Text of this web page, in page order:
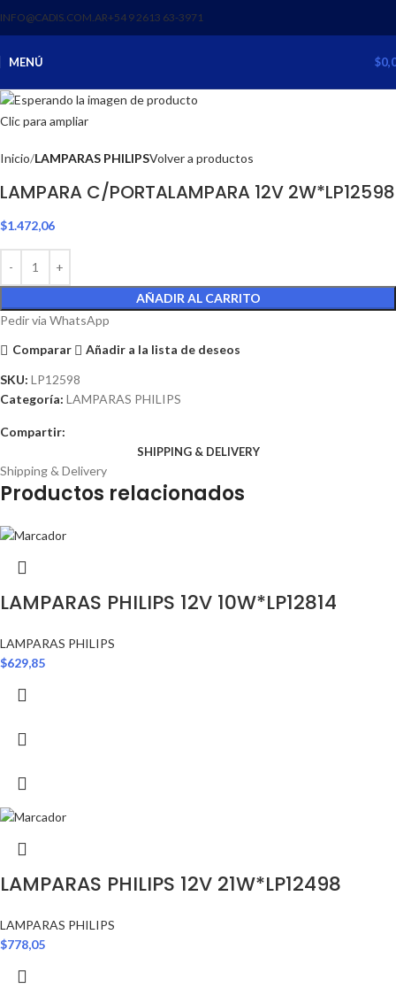
INFO@CADIS.COM.AR‪+54 9 2613 63‑3971‬
MENÚ $
Clic para ampliar
Inicio LAMPARAS PHILIPSVolver a productos
LAMPARA C/PORTALAMPARA 12V 2W*LP12598
$1.472,06
AÑADIR AL CARRITO
Pedir via WhatsApp
Comparar
Añadir a la lista de deseos
SKU: LP12598
Categoría: LAMPARAS PHILIPS
Compartir:
SHIPPING & DELIVERY
Shipping & Delivery
Productos relacionados
LAMPARAS PHILIPS 12V 10W*LP12814
LAMPARAS PHILIPS
$629,85
LAMPARAS PHILIPS 12V 21W*LP12498
LAMPARAS PHILIPS
$778,05